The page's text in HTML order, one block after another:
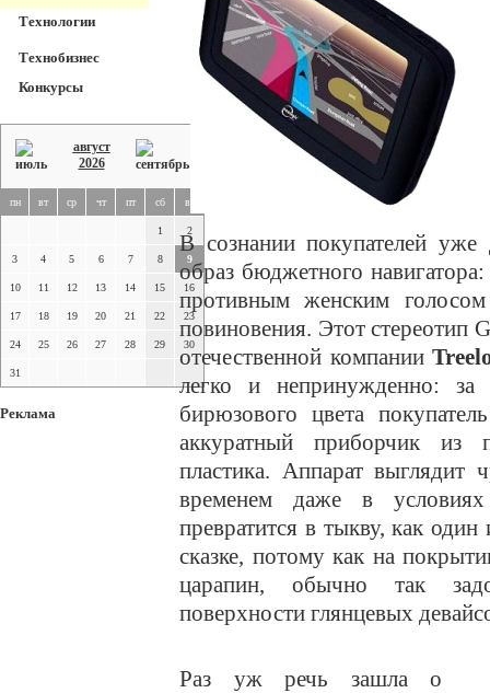
Технологии
Технобизнес
Конкурсы
август
2026
пн вт ср чт пт сб вс
1 2
3 4 5 6 7 8 9
10 11 12 13 14 15 16
17 18 19 20 21 22 23
24 25 26 27 28 29 30
31
Реклама
В сознании покупателей уже
образ бюджетного
противным женским
повиновения. Этот стереотип
отечественной компании
легко и непринужденно: за
бирюзового цвета
аккуратный приборчик из
пластика. Аппарат выглядит
временем даже в
превратится в тыкву, как
сказке, потому как на
царапин, обычно так
поверхности глянцевых
Раз уж речь зашла о